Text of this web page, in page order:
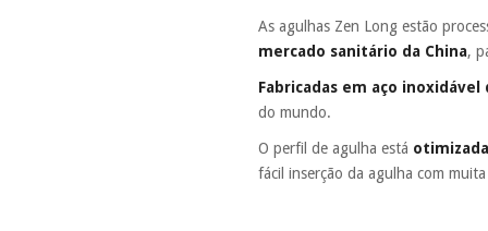
As agulhas Zen Long estão
mercado sanitário da China,
Fabricadas em aço
do mundo.
O perfil de agulha está
fácil inserção da agulha com